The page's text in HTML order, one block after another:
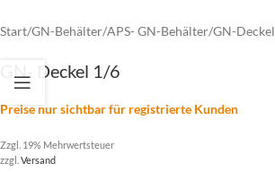
Start/GN-Behälter/APS- GN-Behälter/GN-Deckel
GN- Deckel 1/6
Preise nur sichtbar für registrierte Kunden
Zzgl. 19% Mehrwertsteuer
zzgl. Versand